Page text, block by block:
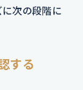
次の段階に
する